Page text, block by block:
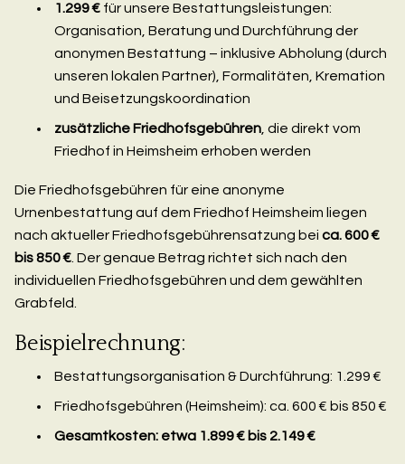
1.299 € für unsere Bestattungsleistungen:
Organisation, Beratung und Durchführung der
anonymen Bestattung – inklusive Abholung (durch
unseren lokalen Partner), Formalitäten, Kremation
und Beisetzungskoordination
zusätzliche Friedhofsgebühren, die direkt vom
Friedhof in Heimsheim erhoben werden
Die Friedhofsgebühren für eine anonyme
Urnenbestattung auf dem Friedhof Heimsheim liegen
nach aktueller Friedhofsgebührensatzung bei ca. 600 €
bis 850 €. Der genaue Betrag richtet sich nach den
individuellen Friedhofsgebühren und dem gewählten
Grabfeld.
Beispielrechnung:
Bestattungsorganisation & Durchführung: 1.299 €
Friedhofsgebühren (Heimsheim): ca. 600 € bis 850 €
Gesamtkosten: etwa 1.899 € bis 2.149 €